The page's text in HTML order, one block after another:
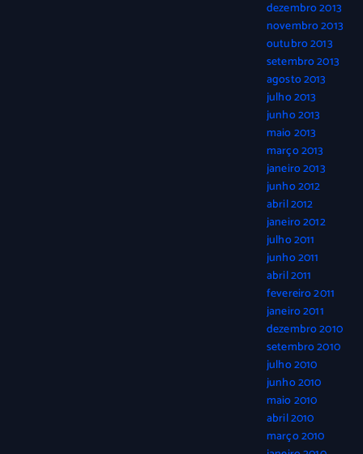
dezembro 2013
novembro 2013
outubro 2013
setembro 2013
agosto 2013
julho 2013
junho 2013
maio 2013
março 2013
janeiro 2013
junho 2012
abril 2012
janeiro 2012
julho 2011
junho 2011
abril 2011
fevereiro 2011
janeiro 2011
dezembro 2010
setembro 2010
julho 2010
junho 2010
maio 2010
abril 2010
março 2010